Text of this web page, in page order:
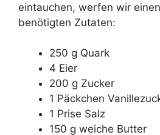
eintauchen, werfen wir
benötigten Zutaten:
250 g Quark
4 Eier
200 g Zucker
1 Päckchen
1 Prise Salz
150 g weiche Butter